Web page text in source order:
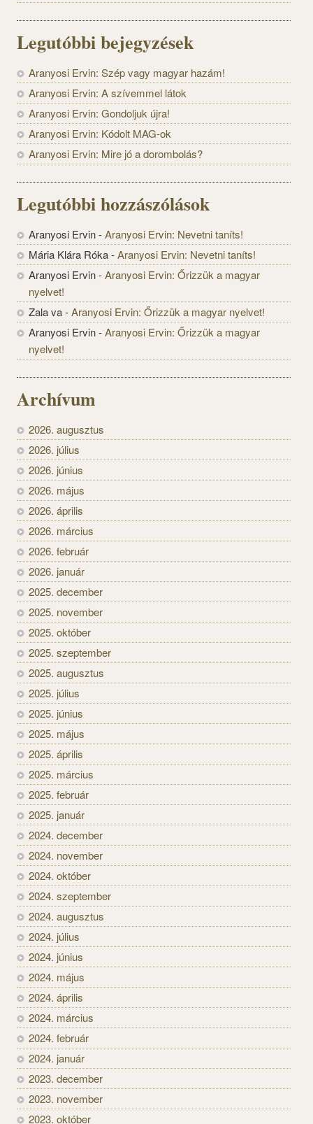
Legutóbbi bejegyzések
Aranyosi Ervin: Szép vagy magyar hazám!
Aranyosi Ervin: A szívemmel látok
Aranyosi Ervin: Gondoljuk újra!
Aranyosi Ervin: Kódolt MAG-ok
Aranyosi Ervin: Mire jó a dorombolás?
Legutóbbi hozzászólások
Aranyosi Ervin-Aranyosi Ervin: Nevetni taníts!
Mária Klára Róka-Aranyosi Ervin: Nevetni taníts!
Aranyosi Ervin-Aranyosi Ervin: Őrizzük a magyar
nyelvet!
Zala va-Aranyosi Ervin: Őrizzük a magyar nyelvet!
Aranyosi Ervin-Aranyosi Ervin: Őrizzük a magyar
nyelvet!
Archívum
2026. augusztus
2026. július
2026. június
2026. május
2026. április
2026. március
2026. február
2026. január
2025. december
2025. november
2025. október
2025. szeptember
2025. augusztus
2025. július
2025. június
2025. május
2025. április
2025. március
2025. február
2025. január
2024. december
2024. november
2024. október
2024. szeptember
2024. augusztus
2024. július
2024. június
2024. május
2024. április
2024. március
2024. február
2024. január
2023. december
2023. november
2023. október